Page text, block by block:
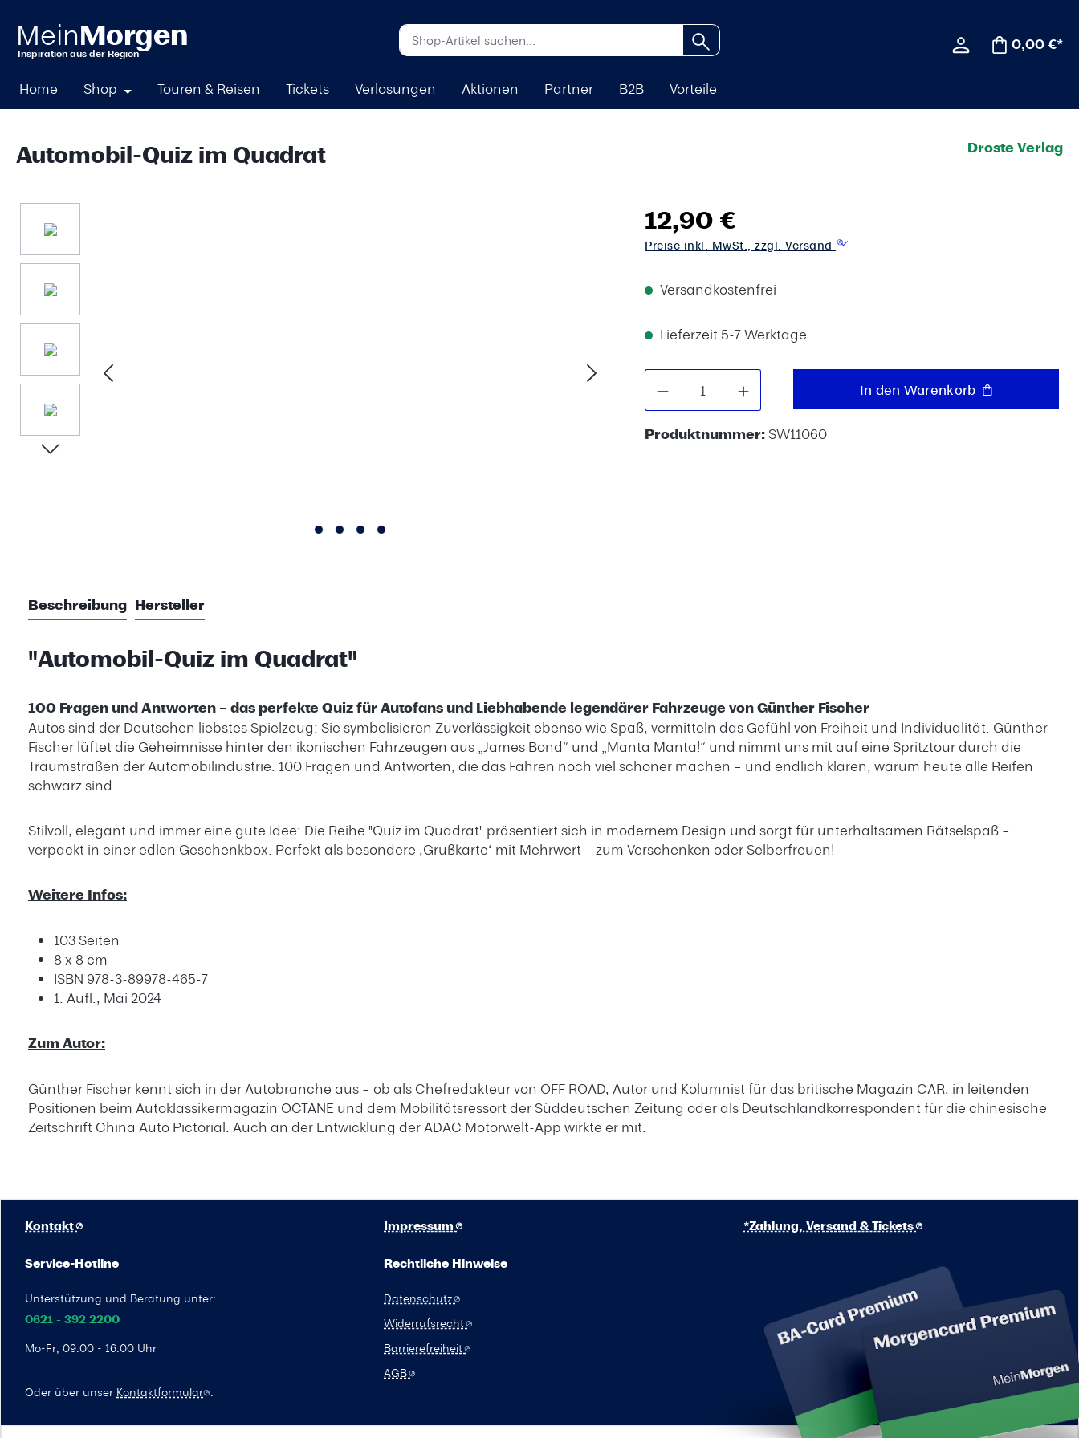
0,00 €*
Home Shop Touren & Reisen Tickets Verlosungen Aktionen Partner B2B Vorteile
Automobil-Quiz im Quadrat Droste Verlag
12,90 €
Preise inkl. MwSt., zzgl. Versand
Versandkostenfrei
Lieferzeit 5-7 Werktage
Produkt Anzahl: Gib den gewünschten
In den Warenkorb
Produktnummer:SW11060
Beschreibung Hersteller
"Automobil-Quiz im Quadrat"
100 Fragen und Antworten – das perfekte Quiz für Autofans und Liebhabende legendärer Fahrzeuge von Günther Fischer
Autos sind der Deutschen liebstes Spielzeug: Sie symbolisieren Zuverlässigkeit ebenso wie Spaß, vermitteln das Gefühl von Freiheit und Individualität. Günther
Fischer lüftet die Geheimnisse hinter den ikonischen Fahrzeugen aus „James Bond“ und „Manta Manta!“ und nimmt uns mit auf eine Spritztour durch die
Traumstraßen der Automobilindustrie. 100 Fragen und Antworten, die das Fahren noch viel schöner machen – und endlich klären, warum heute alle Reifen
schwarz sind.
Stilvoll, elegant und immer eine gute Idee: Die Reihe "Quiz im Quadrat" präsentiert sich in modernem Design und sorgt für unterhaltsamen Rätselspaß –
verpackt in einer edlen Geschenkbox. Perfekt als besondere ‚Grußkarte‘ mit Mehrwert – zum Verschenken oder Selberfreuen!
Weitere Infos:
103 Seiten
8 x 8 cm
ISBN 978-3-89978-465-7
1. Aufl., Mai 2024
Zum Autor:
Günther Fischer kennt sich in der Autobranche aus – ob als Chefredakteur von OFF ROAD, Autor und Kolumnist für das britische Magazin CAR, in leitenden
Positionen beim Autoklassikermagazin OCTANE und dem Mobilitätsressort der Süddeutschen Zeitung oder als Deutschlandkorrespondent für die chinesische
Zeitschrift China Auto Pictorial. Auch an der Entwicklung der ADAC Motorwelt-App wirkte er mit.
Service-Hotline
Unterstützung und Beratung unter:
0621 - 392 2200
Mo-Fr, 09:00 - 16:00 Uhr
Oder über unser Kontaktformular .
Kontakt Impressum *Zahlung, Versand & Tickets
Rechtliche Hinweise
Datenschutz
Widerrufsrecht
Barrierefreiheit
AGB